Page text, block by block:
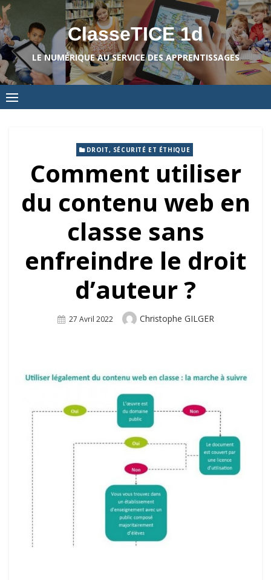
Skip
to
content
ClasseTICE 1d
LE NUMÉRIQUE AU SERVICE DES APPRENTISSAGES
DROIT, SÉCURITÉ ET ÉTHIQUE
Comment utiliser
du contenu web en
classe sans
enfreindre le droit
d’auteur ?
Posted
27 Avril 2022 Author
Christophe GILGER